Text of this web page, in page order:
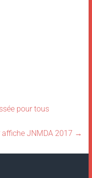
pour tous
JNMDA 2017 →